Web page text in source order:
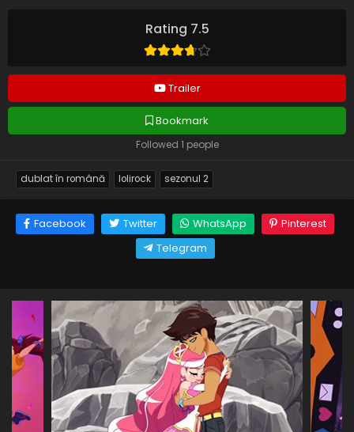
Rating 7.5
Trailer
Bookmark
Followed 1 people
dublat în română lolirock sezonul 2
Facebook Twitter WhatsApp
Pinterest
Telegram